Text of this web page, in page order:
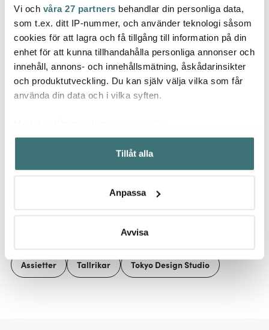
Vi och våra 27 partners behandlar din personliga data,
som t.ex. ditt IP-nummer, och använder teknologi såsom
cookies för att lagra och få tillgång till information på din
enhet för att kunna tillhandahålla personliga annonser och
innehåll, annons- och innehållsmätning, åskådarinsikter
och produktutveckling. Du kan själv välja vilka som får
använda din data och i vilka syften.
Samla in information om din geografiska plats som
kan ha en noggrannhet på upp till flera meter
Identifiera din enhet genom att aktivt skanna den för
Ta reda på mer om hur dina personliga uppgifter
Du kan ändra eller dra tillbaka ditt samtycke när som
Vi använder cookies för att innehållet och annonserna
Tillåt alla
Anpassa
Avvisa
Tokyo Design Studio
Ätpinnar Chopstick 5-
pack Blå
139 kr
Få i lager
Emerio
Köksvåg Svart
129 kr
I lager
cm
169
Låt dig inspireras av våra kunder
Assietter Tallrikar Tokyo Design Studio